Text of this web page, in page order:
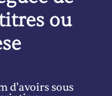
ou
d'avoirs sous